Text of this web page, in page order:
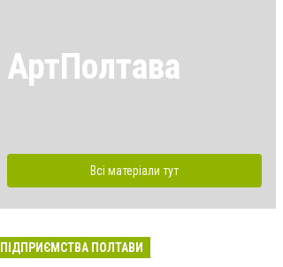
АртПолтава
Всі матеріали тут
ПІДПРИЄМСТВА ПОЛТАВИ